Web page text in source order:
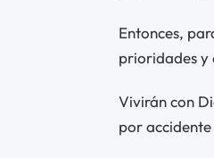
Entonces,
prioridades y
Vivirán con
por